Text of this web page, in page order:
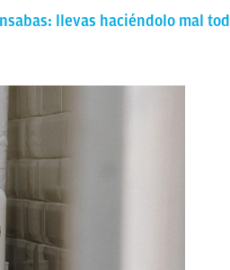
llevas haciéndolo mal